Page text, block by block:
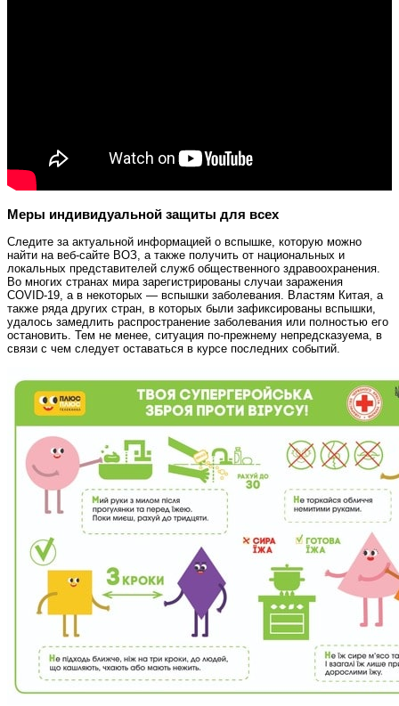
Меры индивидуальной защиты для всех
Следите за актуальной информацией о вспышке, которую можно
найти на веб‑сайте ВОЗ, а также получить от национальных и
локальных представителей служб общественного здравоохранения.
Во многих странах мира зарегистрированы случаи заражения
COVID‑19, а в некоторых — вспышки заболевания. Властям Китая, а
также ряда других стран, в которых были зафиксированы вспышки,
удалось замедлить распространение заболевания или полностью его
остановить. Тем не менее, ситуация по-прежнему непредсказуема, в
связи с чем следует оставаться в курсе последних событий.